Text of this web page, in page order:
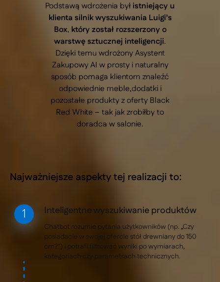
Podstawą wdrożenia był istniejący u
klienta silnik wyszukiwania Luigi’s
Box, który został rozszerzony o
warstwę sztucznej inteligencji.
Dzięki temu wdrożony Asystent
Zakupowy AI w prosty i naturalny
sposób pomaga klientom znaleźć
odpowiednie meble,dodatki i
pozostałe produkty z oferty Black
Red White – tak jak zrobiłby to
doradca w salonie.
Najważniejsze aspekty tej realizacji to:
Inteligentne wyszukiwanie produktów
Chatbot rozumie pytania użytkowników (np. „Czy
posiadacie w swojej ofercie stół drewniany do 150
cm?”) i potrafi filtrować wyniki po wymiarach,
kategoriach czy parametrach technicznych.